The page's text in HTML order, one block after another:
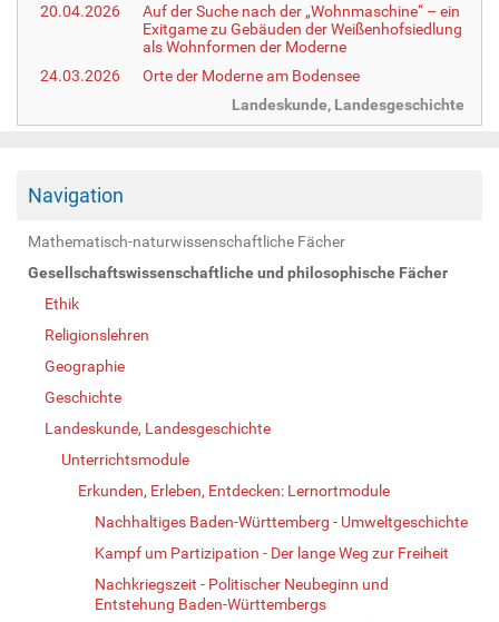
20.04.2026
Auf der Suche nach der „Wohnmaschine“ – ein
Exitgame zu Gebäuden der Weißenhofsiedlung
als Wohnformen der Moderne
24.03.2026
Orte der Moderne am Bodensee
Landeskunde, Landesgeschichte
Navigation
Mathematisch-naturwissenschaftliche Fächer
Gesellschaftswissenschaftliche und philosophische Fächer
Ethik
Religionslehren
Geographie
Geschichte
Landeskunde, Landesgeschichte
Unterrichtsmodule
Erkunden, Erleben, Entdecken: Lernortmodule
Nachhaltiges Baden-Württemberg - Umweltgeschichte
Kampf um Partizipation - Der lange Weg zur Freiheit
Nachkriegszeit - Politischer Neubeginn und
Entstehung Baden-Württembergs